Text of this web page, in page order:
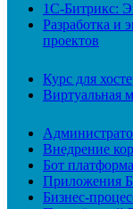
1С-Битрикс:
Разработка и
проектов
Курс для
Виртуальная
Внедрение
Бот
Приложения
Бизнес-